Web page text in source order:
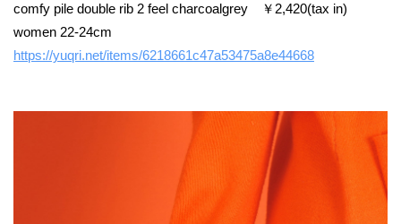
comfy pile double rib 2 feel charcoalgrey ￥2,420(tax in)
women 22-24cm
https://yuqri.net/items/6218661c47a53475a8e44668